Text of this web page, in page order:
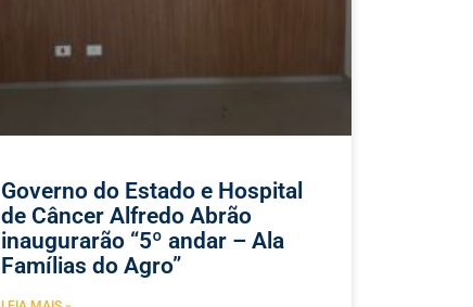
Governo do Estado e Hospital
de Câncer Alfredo Abrão
inaugurarão “5º andar – Ala
Famílias do Agro”